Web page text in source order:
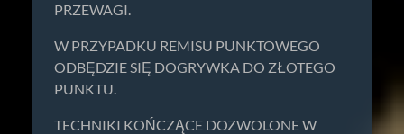
PRZEWAGI.
W PRZYPADKU REMISU PUNKTOWEGO
ODBĘDZIE SIĘ DOGRYWKA DO ZŁOTEGO
PUNKTU.
TECHNIKI KOŃCZĄCE DOZWOLONE W